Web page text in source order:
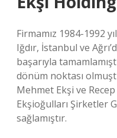
Firmamız 1984-1992
Iğdır, İstanbul ve
başarıyla
dönüm noktası
Mehmet Ekşi ve
Ekşioğulları Şirketler
sağlamıştır.